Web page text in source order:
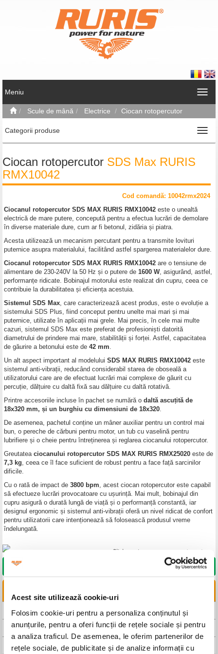
Acest site utilizează cookie-uri
Folosim cookie-uri pentru a personaliza conținutul și
anunțurile, pentru a oferi funcții de rețele sociale și pentru
a analiza traficul. De asemenea, le oferim partenerilor de
rețele sociale, de publicitate și de analize informații cu
Meniu
Scule de mână Electrice Ciocan rotopercutor
Categorii produse
Ciocan rotopercutor SDS Max RURIS
RMX10042
Cod comandă: 10042rmx2024
Ciocanul rotopercutor SDS MAX RURIS RMX10042 este o unealtă
electrică de mare putere, concepută pentru a efectua lucrări de demolare
în diverse materiale dure, cum ar fi betonul, zidăria și piatra.
Acesta utilizează un mecanism percutant pentru a transmite lovituri
puternice asupra materialului, facilitând astfel spargerea materialelor dure.
Ciocanul rotopercutor SDS MAX RURIS RMX10042 are o tensiune de
alimentare de 230-240V la 50 Hz și o putere de 1600 W, asigurând, astfel,
performanțe ridicate. Bobinajul motorului este realizat din cupru, ceea ce
contribuie la durabilitatea și eficiența acestuia.
Sistemul SDS Max, care caracterizează acest produs, este o evoluție a
sistemului SDS Plus, fiind conceput pentru unelte mai mari și mai
puternice, utilizate în aplicații mai grele. Mai precis, în cele mai multe
cazuri, sistemul SDS Max este preferat de profesioniști datorită
diametrului de prindere mai mare, stabilității și forței. Astfel, capacitatea
de găurire a betonului este de 42 mm.
Un alt aspect important al modelului SDS MAX RURIS RMX10042 este
sistemul anti-vibrații, reducând considerabil starea de oboseală a
utilizatorului care are de efectuat lucrări mai complexe de găurit cu
percuție, dălțuire cu daltă fixă sau dălțuire cu daltă rotativă.
Printre accesoriile incluse în pachet se numără o daltă ascuțită de
18x320 mm, și un burghiu cu dimensiuni de 18x320.
De asemenea, pachetul conține un mâner auxiliar pentru un control mai
bun, o pereche de cărbuni pentru motor, un tub cu vaselină pentru
lubrifiere și o cheie pentru întreținerea și reglarea ciocanului rotopercutor.
Greutatea ciocanului rotopercutor SDS MAX RURIS RMX25020 este de
7,3 kg, ceea ce îl face suficient de robust pentru a face față sarcinilor
dificile.
Cu o rată de impact de 3800 bpm, acest ciocan rotopercutor este capabil
să efectueze lucrări provocatoare cu ușurință. Mai mult, bobinajul din
cupru asigură o durată lungă de viață și o performanță constantă, iar
designul ergonomic și sistemul anti-vibrații oferă un nivel ridicat de confort
pentru utilizatorii care intenționează să folosească produsul vreme
îndelungată.
CAUTA DISTRIBUITOR
CAUTA SERVICE
FISA TEHNICA